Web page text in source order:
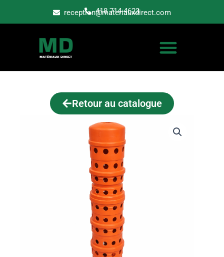
418 714-4623
reception@materiauxdirect.com
Retour au catalogue